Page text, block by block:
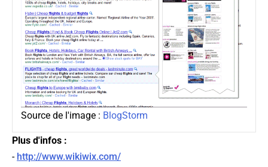
Source de l'image : BlogStorm
Plus d'infos :
- http://www.wikiwix.com/